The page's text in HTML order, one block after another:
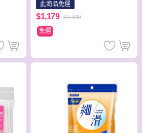
此商品免運
$1,179 $1,499
免運